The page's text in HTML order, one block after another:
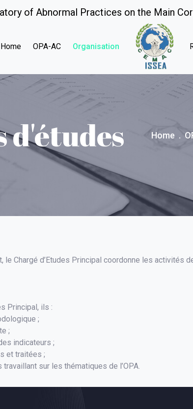
of Abnormal Practices on the Main
Home OPA-AC Organisation
d'études Home
le Chargé d’Etudes Principal coordonne les
Principal, ils :
;
;
indicateurs ;
et traitées ;
sur les thématiques de l’OPA.